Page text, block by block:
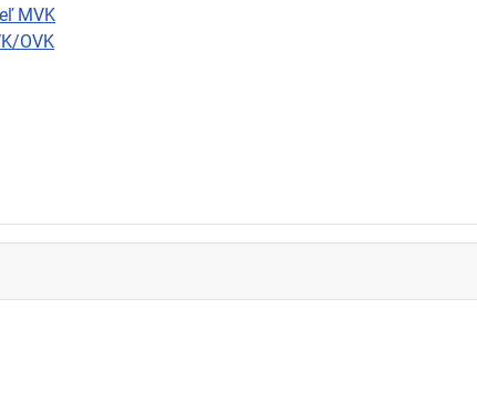
MVK
OVK